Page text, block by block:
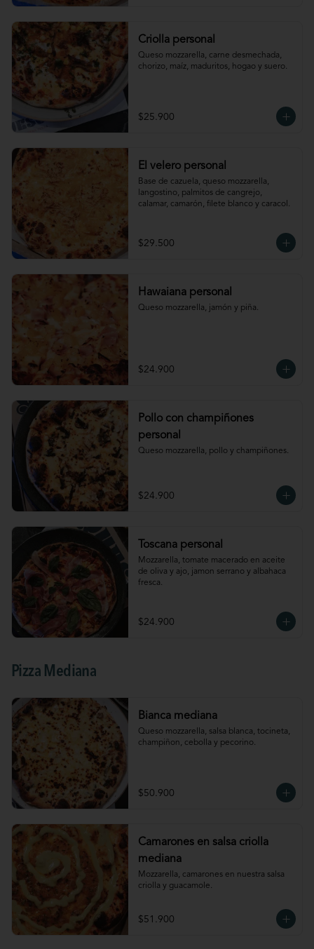
Criolla personal
Queso mozzarella, carne desmechada,
chorizo, maíz, maduritos, hogao y suero.
$25.900
El velero personal
Base de cazuela, queso mozzarella,
langostino, palmitos de cangrejo,
calamar, camarón, filete blanco y caracol.
$29.500
Hawaiana personal
Queso mozzarella, jamón y piña.
$24.900
Pollo con champiñones
personal
Queso mozzarella, pollo y champiñones.
$24.900
Toscana personal
Mozzarella, tomate macerado en aceite
de oliva y ajo, jamon serrano y albahaca
fresca.
$24.900
Pizza Mediana
Bianca mediana
Queso mozzarella, salsa blanca, tocineta,
champiñon, cebolla y pecorino.
$50.900
Camarones en salsa criolla
mediana
Mozzarella, camarones en nuestra salsa
criolla y guacamole.
$51.900